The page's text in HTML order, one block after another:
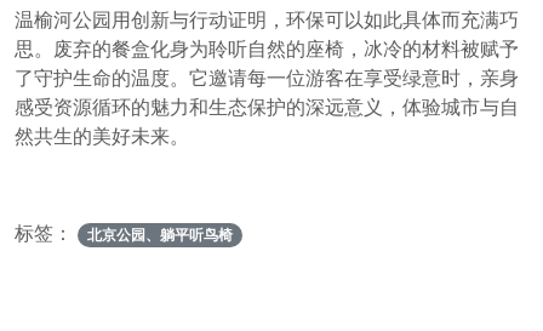
温榆河公园用创新与行动证明，环保可以如此具体而充满巧
思。废弃的餐盒化身为聆听自然的座椅，冰冷的材料被赋予
了守护生命的温度。它邀请每一位游客在享受绿意时，亲身
感受资源循环的魅力和生态保护的深远意义，体验城市与自
然共生的美好未来。
标签： 北京公园、躺平听鸟椅